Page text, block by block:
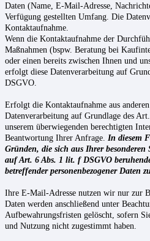
Daten (Name, E-Mail-Adresse,
Verfügung gestellten Umfang. Die
Kontaktaufnahme.
Wenn die Kontaktaufnahme der
Maßnahmen (bspw. Beratung bei
oder einen bereits zwischen Ihnen und
erfolgt diese Datenverarbeitung auf
DSGVO.
Erfolgt die Kontaktaufnahme aus
Datenverarbeitung auf Grundlage des
unserem überwiegenden berechtigten
Beantwortung Ihrer Anfrage. In diesem
Gründen, die sich aus Ihrer besonderen
auf Art. 6 Abs. 1 lit. f DSGVO
betreffender personenbezogener Daten
Ihre E-Mail-Adresse nutzen wir nur zur
Daten werden anschließend unter
Aufbewahrungsfristen gelöscht, sofern
und Nutzung nicht zugestimmt haben.